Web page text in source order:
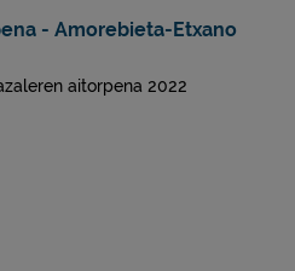
- Amorebieta-Etxano
aitorpena 2022